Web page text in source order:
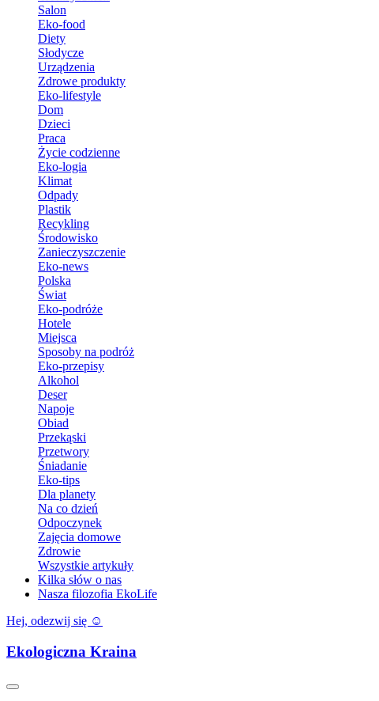
Salon
Eko-food
Diety
Słodycze
Urządzenia
Zdrowe produkty
Eko-lifestyle
Dom
Dzieci
Praca
Życie codzienne
Eko-logia
Klimat
Odpady
Plastik
Recykling
Środowisko
Zanieczyszczenie
Eko-news
Polska
Świat
Eko-podróże
Hotele
Miejsca
Sposoby na podróż
Eko-przepisy
Alkohol
Deser
Napoje
Obiad
Przekąski
Przetwory
Śniadanie
Eko-tips
Dla planety
Na co dzień
Odpoczynek
Zajęcia domowe
Zdrowie
Wszystkie artykuły
Kilka słów o nas
Nasza filozofia EkoLife
Hej, odezwij się ☺️
Ekologiczna Kraina